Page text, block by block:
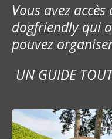
Vous avez
dogfriendly qui
pouvez
UN GUIDE